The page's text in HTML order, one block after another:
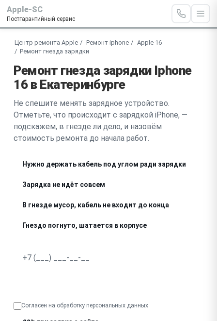
Apple-SC
Постгарантийный сервис
Центр ремонта Apple Ремонт iphone
Apple 16
Ремонт гнезда зарядки
Ремонт гнезда зарядки Iphone
16 в Екатеринбурге
Не спешите менять зарядное устройство.
Отметьте, что происходит с зарядкой iPhone, —
подскажем, в гнезде ли дело, и назовём
стоимость ремонта до начала работ.
Нужно держать кабель под углом ради зарядки
Зарядка не идёт совсем
В гнезде мусор, кабель не входит до конца
Гнездо погнуто, шатается в корпусе
Согласен на обработку персональных данных